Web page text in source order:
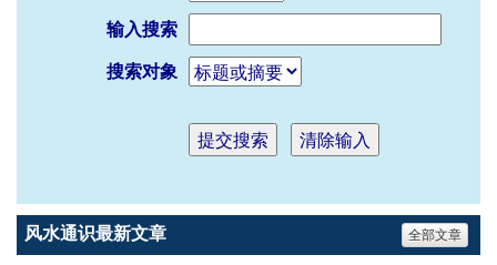
输入搜索
搜索对象
风水通识最新文章 全部文章